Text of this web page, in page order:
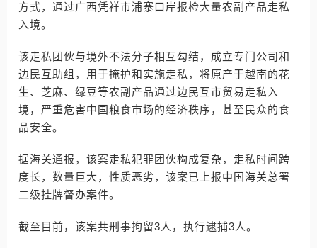
方式，通过广西凭祥市浦寨口岸报检大量农副产品走私
入境。
该走私团伙与境外不法分子相互勾结，成立专门公司和
边民互助组，用于掩护和实施走私，将原产于越南的花
生、芝麻、绿豆等农副产品通过边民互市贸易走私入
境，严重危害中国粮食市场的经济秩序，甚至民众的食
品安全。
据海关通报，该案走私犯罪团伙构成复杂，走私时间跨
度长，数量巨大，性质恶劣，该案已上报中国海关总署
二级挂牌督办案件。
截至目前，该案共刑事拘留3人，执行逮捕3人。